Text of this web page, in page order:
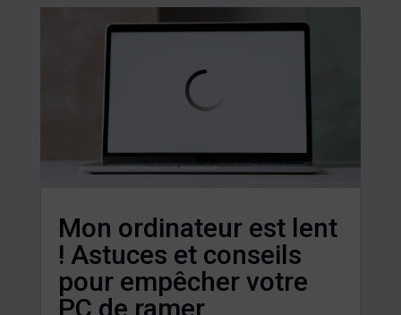
Mon ordinateur est lent
! Astuces et conseils
pour empêcher votre
PC de ramer